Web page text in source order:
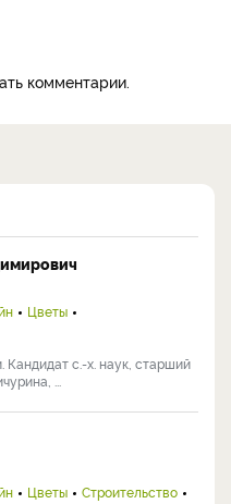
комментарии.
Цветы
Кандидат с.-х. наук, старший
...
Цветы
Строительство